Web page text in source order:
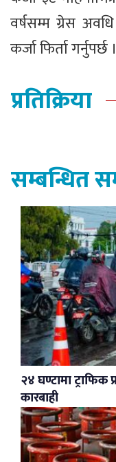
वर्षसम्म ग्रेस
कर्जा फिर्ता गर्नुपर्छ ।
प्रतिक्रिया
सम्बन्धित
२४ घण्टामा ट्राफिक
कारबाही